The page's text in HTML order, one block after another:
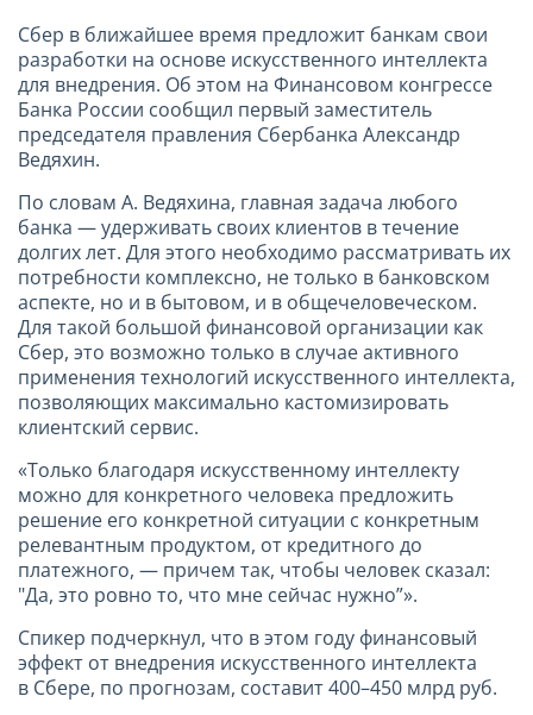
Сбер в ближайшее время предложит банкам свои
разработки на основе искусственного интеллекта
для внедрения. Об этом на Финансовом конгрессе
Банка России сообщил первый заместитель
председателя правления Сбербанка Александр
Ведяхин.
По словам А. Ведяхина, главная задача любого
банка — удерживать своих клиентов в течение
долгих лет. Для этого необходимо рассматривать их
потребности комплексно, не только в банковском
аспекте, но и в бытовом, и в общечеловеческом.
Для такой большой финансовой организации как
Сбер, это возможно только в случае активного
применения технологий искусственного интеллекта,
позволяющих максимально кастомизировать
клиентский сервис.
«Только благодаря искусственному интеллекту
можно для конкретного человека предложить
решение его конкретной ситуации с конкретным
релевантным продуктом, от кредитного до
платежного, — причем так, чтобы человек сказал:
"Да, это ровно то, что мне сейчас нужно”».
Спикер подчеркнул, что в этом году финансовый
эффект от внедрения искусственного интеллекта
в Сбере, по прогнозам, составит 400–450 млрд руб.